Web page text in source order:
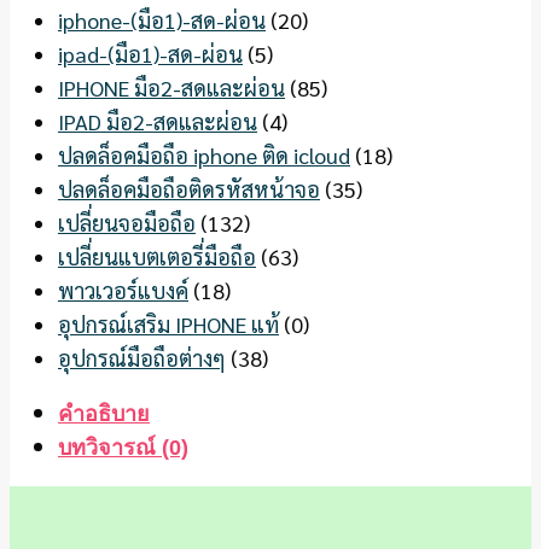
iphone-(มือ1)-สด-ผ่อน (20)
ipad-(มือ1)-สด-ผ่อน (5)
IPHONE มือ2-สดและผ่อน (85)
IPAD มือ2-สดและผ่อน (4)
ปลดล็อคมือถือ iphone ติด icloud (18)
ปลดล็อคมือถือติดรหัสหน้าจอ (35)
เปลี่ยนจอมือถือ (132)
เปลี่ยนแบตเตอรี่มือถือ (63)
พาวเวอร์แบงค์ (18)
อุปกรณ์เสริม IPHONE แท้ (0)
อุปกรณ์มือถือต่างๆ (38)
คำอธิบาย
บทวิจารณ์ (0)